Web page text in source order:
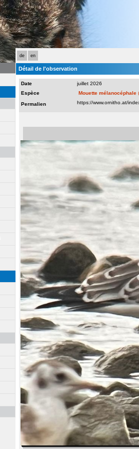
de en
Détail de l'observation
Date
juillet 2026
Espèce
Mouette mélanocéphale
Permalien